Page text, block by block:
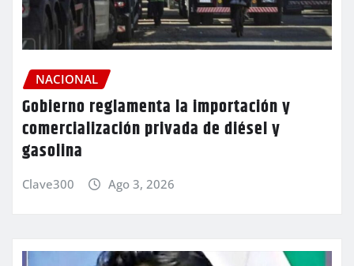
NACIONAL
Gobierno reglamenta la importación y
comercialización privada de diésel y
gasolina
Clave300 Ago 3, 2026